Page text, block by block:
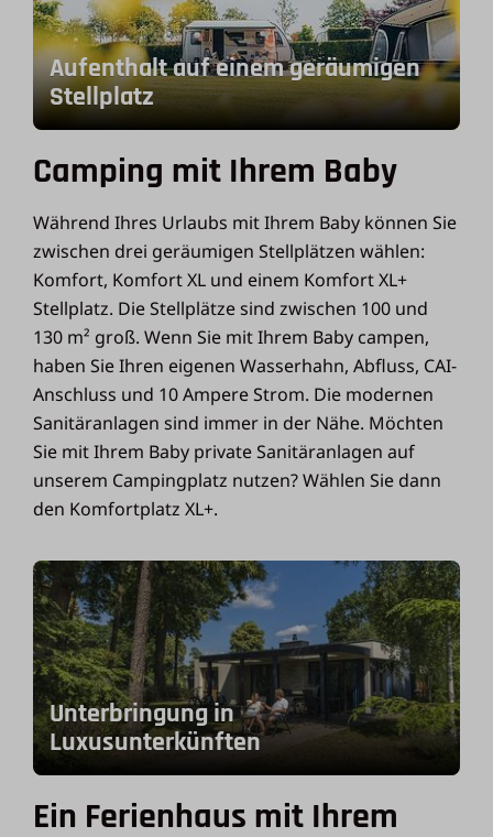
Aufenthalt auf einem geräumigen
Stellplatz
Camping mit Ihrem Baby
Während Ihres Urlaubs mit Ihrem Baby können Sie
zwischen drei geräumigen Stellplätzen wählen:
Komfort, Komfort XL und einem Komfort XL+
Stellplatz. Die Stellplätze sind zwischen 100 und
130 m² groß. Wenn Sie mit Ihrem Baby campen,
haben Sie Ihren eigenen Wasserhahn, Abfluss, CAI-
Anschluss und 10 Ampere Strom. Die modernen
Sanitäranlagen sind immer in der Nähe. Möchten
Sie mit Ihrem Baby private Sanitäranlagen auf
unserem Campingplatz nutzen? Wählen Sie dann
den Komfortplatz XL+.
Unterbringung in
Luxusunterkünften
Ein Ferienhaus mit Ihrem